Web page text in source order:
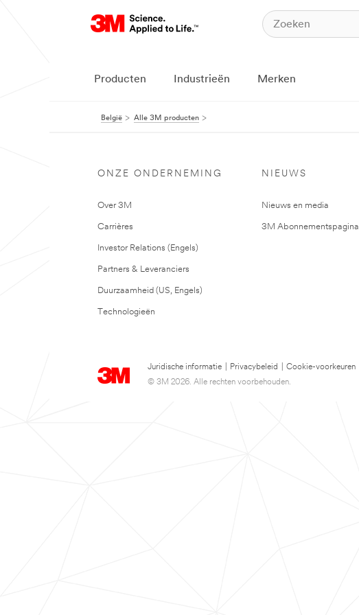
Producten Industrieën Merken
België Alle 3M producten
ONZE ONDERNEMING
Over 3M
Carrières
Investor Relations (Engels)
Partners & Leveranciers
Duurzaamheid (US, Engels)
Technologieën
NIEUWS
Nieuws en media
3M Abonnementspagina
Juridische informatie Privacybeleid
Cookie-voorkeuren
© 3M 2026. Alle rechten voorbehouden.